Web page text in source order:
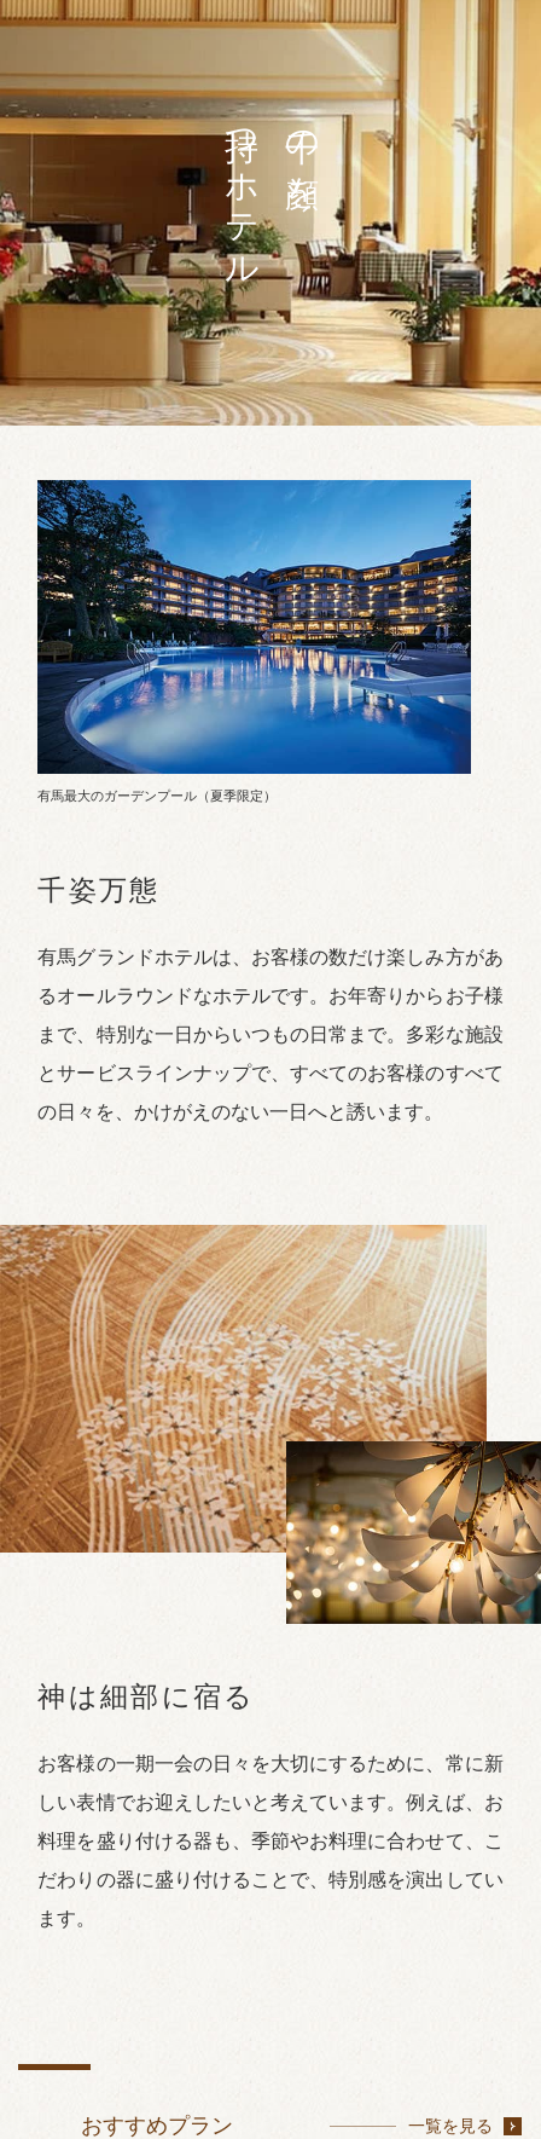
千の顔を
持つホテル
有馬最大のガーデンプール（夏季限定）
千姿万態
有馬グランドホテルは、お客様の数だけ楽しみ方があ
るオールラウンドなホテルです。お年寄りからお子様
まで、特別な一日からいつもの日常まで。多彩な施設
とサービスラインナップで、すべてのお客様のすべて
の日々を、かけがえのない一日へと誘います。
神は細部に宿る
お客様の一期一会の日々を大切にするために、常に新
しい表情でお迎えしたいと考えています。例えば、お
料理を盛り付ける器も、季節やお料理に合わせて、こ
だわりの器に盛り付けることで、特別感を演出してい
ます。
おすすめプラン 一覧を見る